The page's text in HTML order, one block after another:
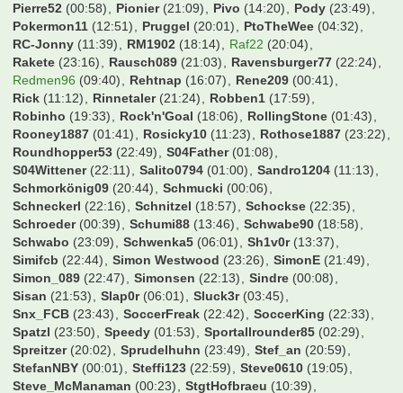
Pierre52 (00:58) Pionier(21:09) Pivo (14:20) Pody (23:49)
Pokermon11 (12:51) Pruggel (20:01) PtoTheWee (04:32)
RC-Jonny (11:39) RM1902 (18:14) Raf22 (20:04)
Rakete (23:16) Rausch089 (21:03) Ravensburger77 (22:24)
Redmen96 (09:40) Rehtnap (16:07) Rene209 (00:41)
Rick (11:12) Rinnetaler(21:24) Robben1 (17:59)
Robinho (19:33) Rock'n'Goal (18:06) RollingStone (01:43)
Rooney1887 (01:41) Rosicky10 (11:23) Rothose1887 (23:22)
Roundhopper53 (22:49) S04Father(01:08)
S04Wittener(22:11) Salito0794 (01:00) Sandro1204 (11:13)
Schmorkönig09 (20:44) Schmucki (00:06)
Schneckerl (22:16) Schnitzel (18:57) Schockse (22:35)
Schroeder(00:39) Schumi88 (13:46) Schwabe90 (18:58)
Schwabo (23:09) Schwenka5 (06:01) Sh1v0r(13:37)
Simifcb (22:44) Simon Westwood (23:26) SimonE (21:49)
Simon_089 (22:47) Simonsen (22:13) Sindre (00:08)
Sisan (21:53) Slap0r(06:01) Sluck3r(03:45)
Snx_FCB (23:43) SoccerFreak (22:42) SoccerKing (22:33)
Spatzl (23:50) Speedy (01:53) Sportallrounder85 (02:29)
Spreitzer(20:02) Sprudelhuhn (23:49) Stef_an (20:59)
StefanNBY (00:01) Steffi123 (22:59) Steve0610 (19:05)
Steve_McManaman (00:23) StgtHofbraeu (10:39)